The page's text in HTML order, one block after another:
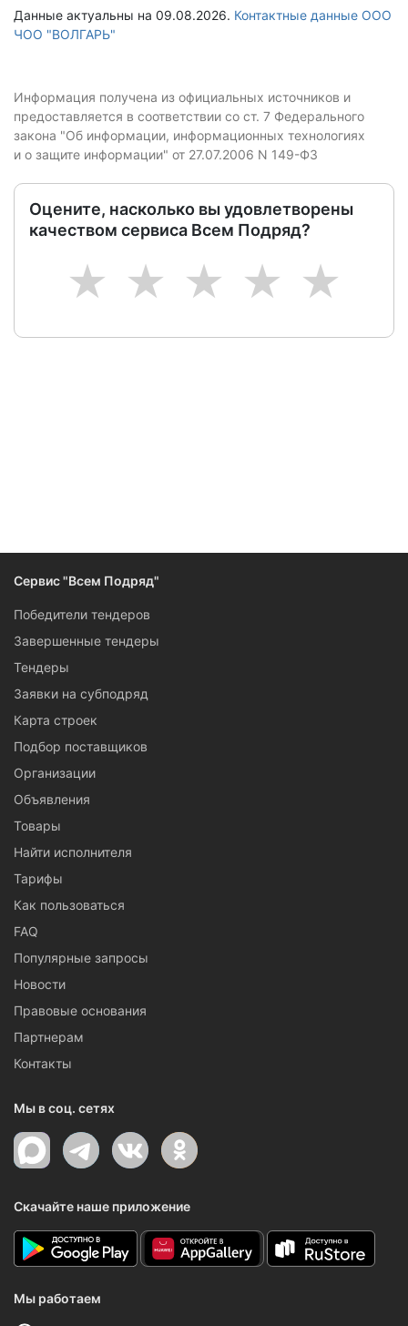
Данные актуальны на 09.08.2026. Контактные данные ООО
ЧОО "ВОЛГАРЬ"
Информация получена из официальных источников и
предоставляется в соответствии со ст. 7 Федерального
закона "Об информации, информационных технологиях
и о защите информации" от 27.07.2006 N 149-ФЗ
Оцените, насколько вы удовлетворены
качеством сервиса Всем Подряд?
5
4
3
2
1
Сервис "Всем Подряд"
Победители тендеров
Завершенные тендеры
Тендеры
Заявки на субподряд
Карта строек
Подбор поставщиков
Организации
Объявления
Товары
Найти исполнителя
Тарифы
Как пользоваться
FAQ
Популярные запросы
Новости
Правовые основания
Партнерам
Контакты
Мы в соц. сетях
Скачайте наше приложение
Мы работаем